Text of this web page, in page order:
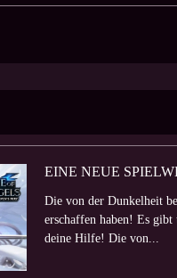
EINE NEUE
Die von der Dunkelheit
erschaffen haben! Es
deine Hilfe! Die von...